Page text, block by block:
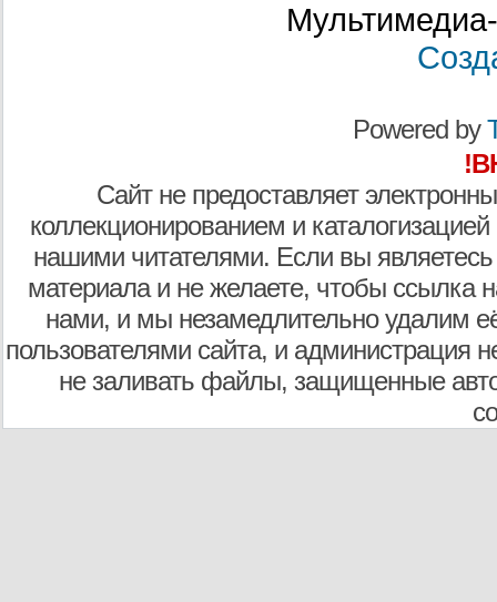
Powered by
Сайт не предоставляет
коллекционированием и
нашими читателями. Если вы являетесь
материала и не желаете, чтобы ссылка
нами, и мы незамедлительно удалим
пользователями сайта, и администрация
не заливать файлы, защищенные